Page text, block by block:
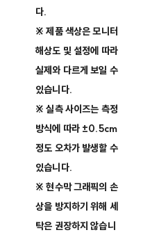
다.
※ 제품 색상은 모니터
해상도 및 설정에 따라
실제와 다르게 보일 수
있습니다.
※ 실측 사이즈는 측정
방식에 따라 ±0.5cm
정도 오차가 발생할 수
있습니다.
※ 현수막 그래픽의 손
상을 방지하기 위해 세
탁은 권장하지 않습니